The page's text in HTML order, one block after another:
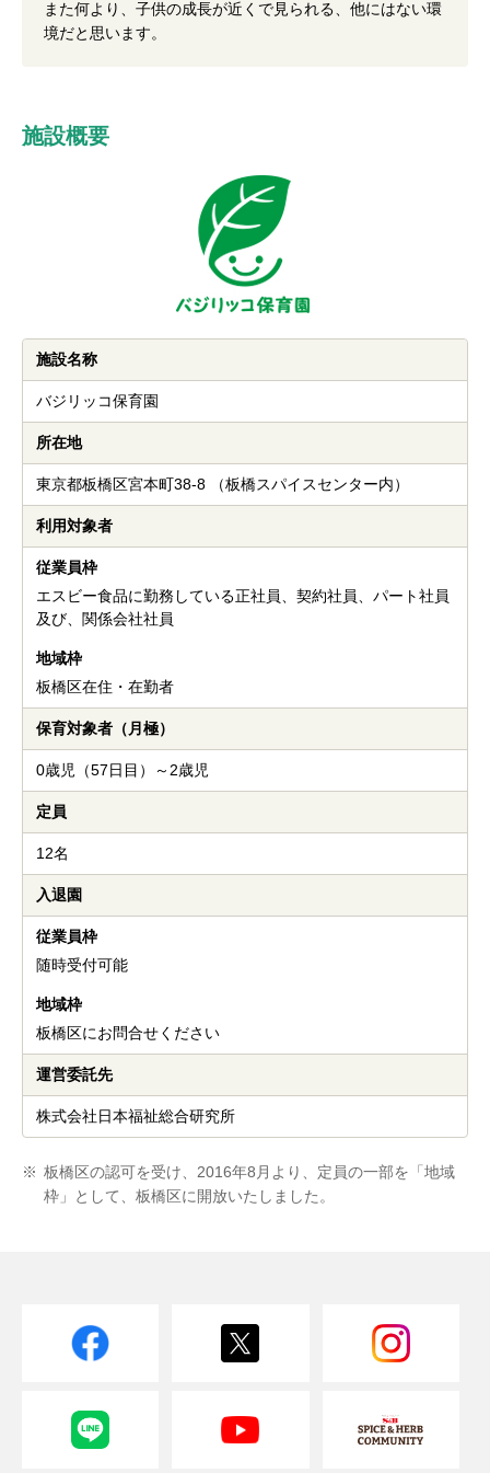
また何より、子供の成長が近くで見られる、他にはない環
境だと思います。
施設概要
施設名称
バジリッコ保育園
所在地
東京都板橋区宮本町38-8 （板橋スパイスセンター内）
利用対象者
従業員枠
エスビー食品に勤務している正社員、契約社員、パート社員
及び、関係会社社員
地域枠
板橋区在住・在勤者
保育対象者（月極）
0歳児（57日目）～2歳児
定員
12名
入退園
従業員枠
随時受付可能
地域枠
板橋区にお問合せください
運営委託先
株式会社日本福祉総合研究所
※ 板橋区の認可を受け、2016年8月より、定員の一部を「地域
枠」として、板橋区に開放いたしました。